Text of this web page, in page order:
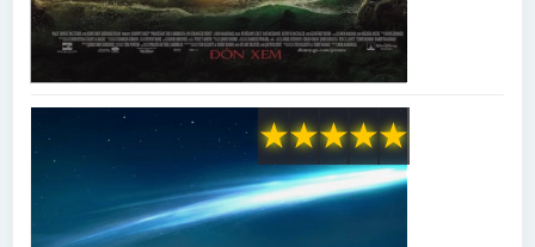
★
★
★
★
★